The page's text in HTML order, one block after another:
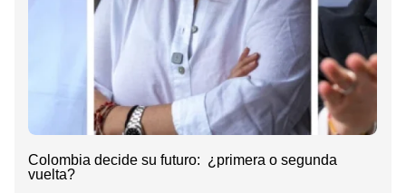
Colombia decide su futuro: ¿primera o segunda
vuelta?